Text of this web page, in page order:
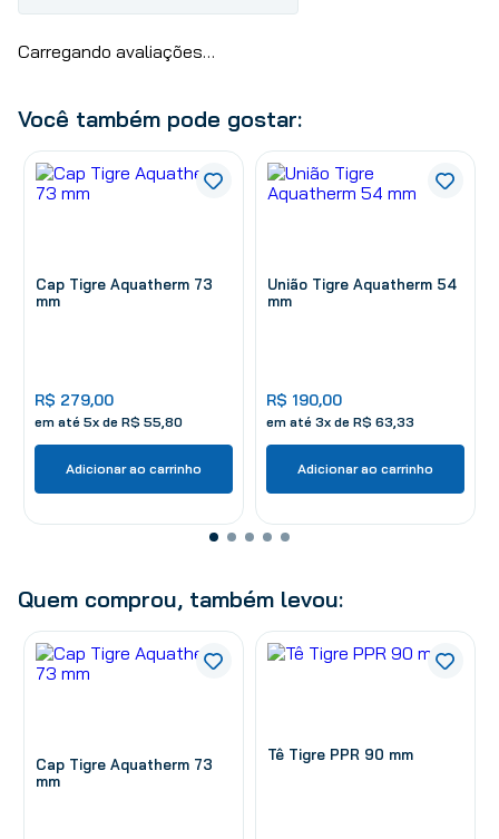
Carregando avaliações…
Você também pode gostar:
Cap Tigre Aquatherm 73
mm
R$ 279,00
em até 5x de R$ 55 80
Adicionar ao carrinho
União Tigre Aquatherm 54
mm
R$ 190,00
em até 3x de R$ 63 33
Adicionar ao carrinho
Quem comprou, também levou:
Cap Tigre Aquatherm 73
mm
Tê Tigre PPR 90 mm